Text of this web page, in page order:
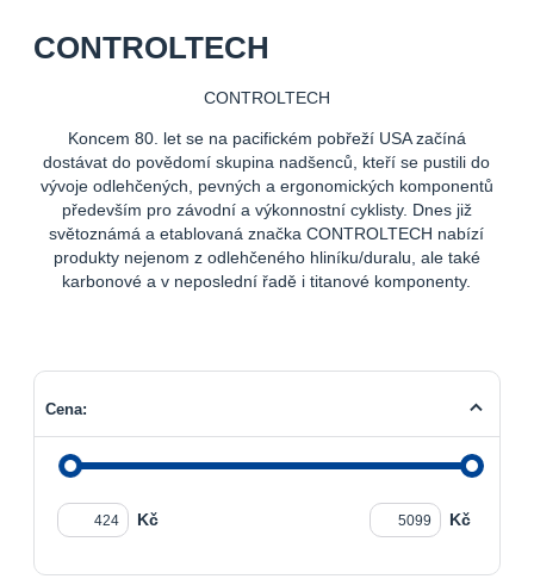
CONTROLTECH
CONTROLTECH
Koncem 80. let se na pacifickém pobřeží USA začíná
dostávat do povědomí skupina nadšenců, kteří se pustili do
vývoje odlehčených, pevných a ergonomických komponentů
především pro závodní a výkonnostní cyklisty. Dnes již
světoznámá a etablovaná značka CONTROLTECH nabízí
produkty nejenom z odlehčeného hliníku/duralu, ale také
karbonové a v neposlední řadě i titanové komponenty.
Cena:
Kč Kč